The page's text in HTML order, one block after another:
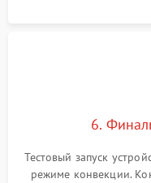
6.
Тестовый запуск
режиме конвекции.